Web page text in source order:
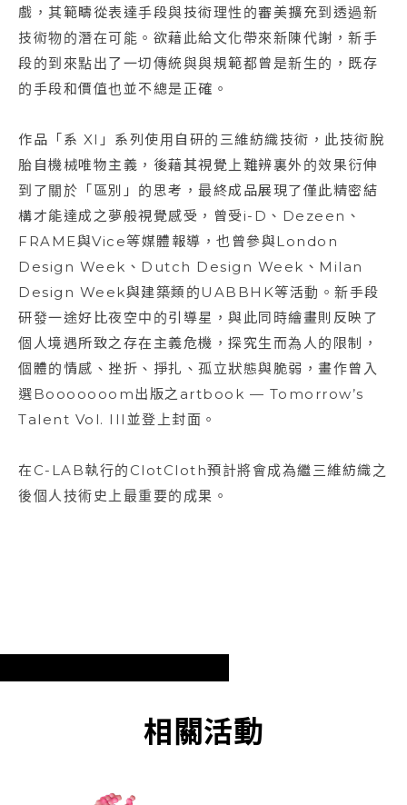
戲，其範疇從表達手段與技術理性的審美擴充到透過新
技術物的潛在可能。欲藉此給文化帶來新陳代謝，新手
段的到來點出了一切傳統與與規範都曾是新生的，既存
的手段和價值也並不總是正確。
作品「系 XI」系列使用自研的三維紡織技術，此技術脫
胎自機械唯物主義，後藉其視覺上難辨裏外的效果衍伸
到了關於「區別」的思考，最終成品展現了僅此精密結
構才能達成之夢般視覺感受，曾受i-D、Dezeen、
FRAME與Vice等媒體報導，也曾參與London
Design Week、Dutch Design Week、Milan
Design Week與建築類的UABBHK等活動。新手段
研發一途好比夜空中的引導星，與此同時繪畫則反映了
個人境遇所致之存在主義危機，探究生而為人的限制，
個體的情感、挫折、掙扎、孤立狀態與脆弱，畫作曾入
選Booooooom出版之artbook — Tomorrow’s
Talent Vol. III並登上封面。
在C-LAB執行的ClotCloth預計將會成為繼三維紡織之
後個人技術史上最重要的成果。
相關活動